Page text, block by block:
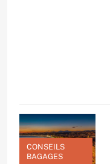
CONSEILS
BAGAGES